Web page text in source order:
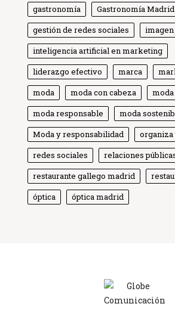
gastronomía
Gastronomía Madrid
gestión de redes sociales
inteligencia artificial en marketing
liderazgo efectivo
marca
moda
moda con cabeza
moda
moda responsable
moda
Moda y responsabilidad
organiza
redes sociales
relaciones
restaurante gallego madrid
óptica
óptica madrid
Globe Comunicación
Solemos responder enseguida